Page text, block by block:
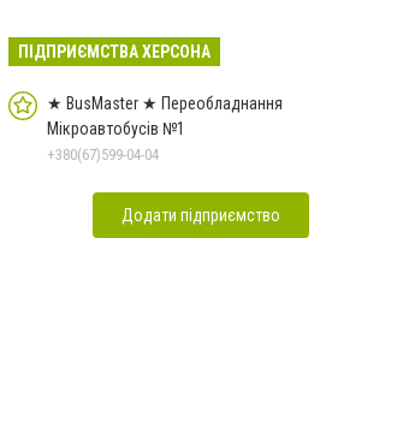
ПІДПРИЄМСТВА ХЕРСОНА
★ BusMaster ★ Переобладнання
Мікроавтобусів №1
+380(67)599-04-04
Додати підприємство